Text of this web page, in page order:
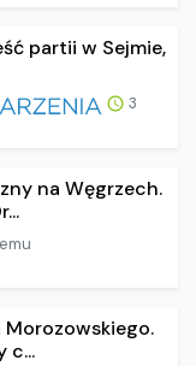
partii w Sejmie,
3
na Węgrzech.
Morozowskiego.
c...